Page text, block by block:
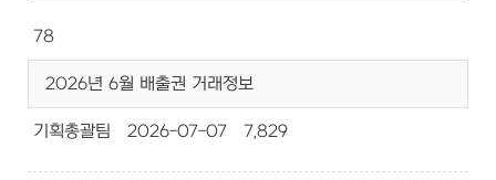
78
2026년 6월 배출권 거래정보
기획총괄팀 2026-07-07 7,829